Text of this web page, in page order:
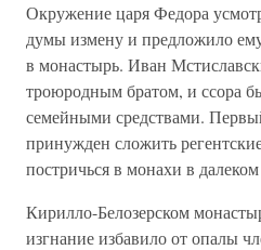
Окружение царя Федора
думы измену и предложило
в монастырь. Иван
троюродным братом, и ссора
семейными средствами.
принужден сложить
постричься в монахи в далеком
Кирилло-Белозерском
изгнание избавило от опалы